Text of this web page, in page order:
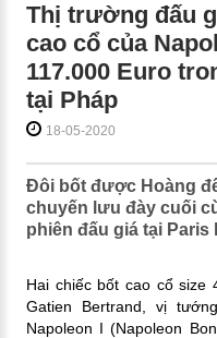
Thị trường đấu
cao cổ của
117.000 Euro
tại Pháp
18-05-2020
Đôi bốt được Hoàng
chuyến lưu đày cuối
phiên đấu giá tại Paris
Hai chiếc bốt cao cổ
Gatien Bertrand, vị
Napoleon I (Napoleon